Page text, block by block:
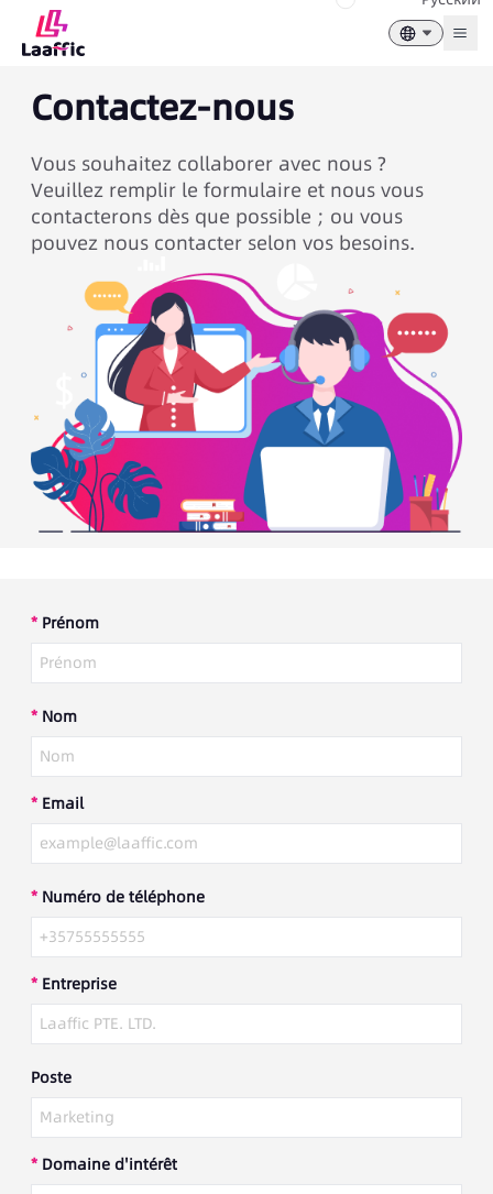
Contactez-nous
Vous souhaitez collaborer avec nous ?
Veuillez remplir le formulaire et nous vous
contacterons dès que possible ; ou vous
pouvez nous contacter selon vos besoins.
* Prénom
* Nom
* Email
* Numéro de téléphone
* Entreprise
Poste
* Domaine d'intérêt